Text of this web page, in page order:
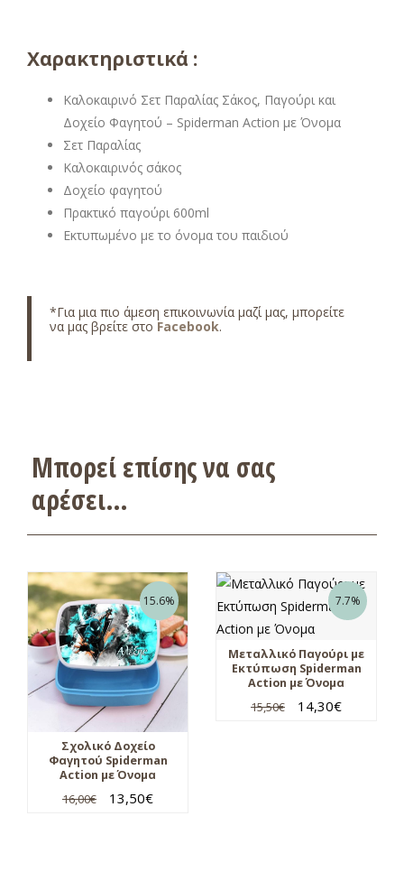
Χαρακτηριστικά :
Καλοκαιρινό Σετ Παραλίας Σάκος, Παγούρι και
Δοχείο Φαγητού – Spiderman Action με Όνομα
Σετ Παραλίας
Καλοκαιρινός σάκος
Δοχείο φαγητού
Πρακτικό παγούρι 600ml
Εκτυπωμένο με το όνομα του παιδιού
*Για μια πιο άμεση επικοινωνία μαζί μας, μπορείτε
να μας βρείτε στο Facebook.
Μπορεί επίσης να σας
αρέσει…
15.6%
Σχολικό Δοχείο
Φαγητού Spiderman
Action με Όνομα
16,00€ 13,50€
7.7%
Μεταλλικό Παγούρι με
Εκτύπωση Spiderman
Action με Όνομα
15,50€ 14,30€